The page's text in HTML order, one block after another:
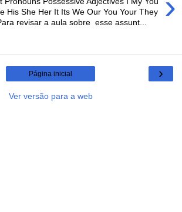
His She Her It Its We Our You Your They
revisar a aula sobre esse assunt...
›
Página inicial
Ver versão para a web